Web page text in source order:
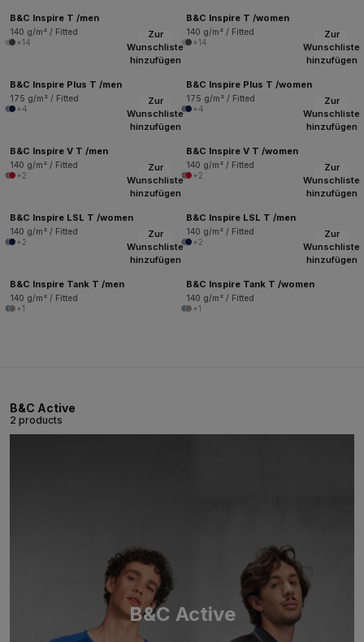
B&C Inspire T /men
140 g/m² / Fitted
+14
B&C Inspire T /women
140 g/m² / Fitted
+14
Zur
Wunschliste
hinzufügen
B&C Inspire Plus T /men
175 g/m² / Fitted
+4
Zur
Wunschliste
hinzufügen
B&C Inspire Plus T /women
175 g/m² / Fitted
+4
Zur
Wunschliste
hinzufügen
B&C Inspire V T /men
140 g/m² / Fitted
+2
Zur
Wunschliste
hinzufügen
B&C Inspire V T /women
140 g/m² / Fitted
+2
Zur
Wunschliste
hinzufügen
B&C Inspire LSL T /women
140 g/m² / Fitted
+2
Zur
Wunschliste
hinzufügen
B&C Inspire LSL T /men
140 g/m² / Fitted
+2
Zur
Wunschliste
hinzufügen
B&C Inspire Tank T /men
140 g/m² / Fitted
+1
Zur
Wunschliste
hinzufügen
B&C Inspire Tank T /women
140 g/m² / Fitted
+1
B&C Active
2 products
B&C Active